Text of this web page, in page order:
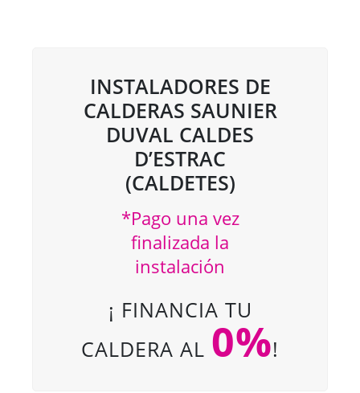
INSTALADORES DE
CALDERAS SAUNIER
DUVAL CALDES
D’ESTRAC
(CALDETES)
*Pago una vez
finalizada la
instalación
¡ FINANCIA TU
CALDERA AL 0%!